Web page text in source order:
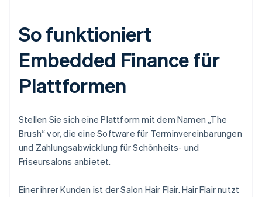
So funktioniert
Embedded Finance für
Plattformen
Stellen Sie sich eine Plattform mit dem Namen „The
Brush“ vor, die eine Software für Terminvereinbarungen
und Zahlungsabwicklung für Schönheits- und
Friseursalons anbietet.
Einer ihrer Kunden ist der Salon Hair Flair. Hair Flair nutzt